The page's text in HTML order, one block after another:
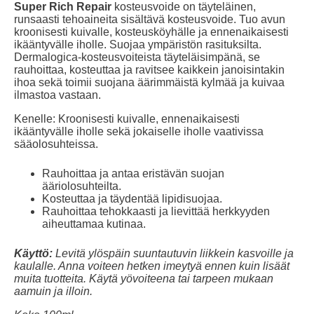
Super Rich Repair kosteusvoide on täyteläinen,
runsaasti tehoaineita sisältävä kosteusvoide. Tuo avun
kroonisesti kuivalle, kosteusköyhälle ja ennenaikaisesti
ikääntyvälle iholle. Suojaa ympäristön rasituksilta.
Dermalogica-kosteusvoiteista täyteläisimpänä, se
rauhoittaa, kosteuttaa ja ravitsee kaikkein janoisintakin
ihoa sekä toimii suojana äärimmäistä kylmää ja kuivaa
ilmastoa vastaan.
Kenelle: Kroonisesti kuivalle, ennenaikaisesti
ikääntyvälle iholle sekä jokaiselle iholle vaativissa
sääolosuhteissa.
Rauhoittaa ja antaa eristävän suojan
ääriolosuhteilta.
Kosteuttaa ja täydentää lipidisuojaa.
Rauhoittaa tehokkaasti ja lievittää herkkyyden
aiheuttamaa kutinaa.
Käyttö: Levitä ylöspäin suuntautuvin liikkein kasvoille ja
kaulalle. Anna voiteen hetken imeytyä ennen kuin lisäät
muita tuotteita. Käytä yövoiteena tai tarpeen mukaan
aamuin ja illoin.